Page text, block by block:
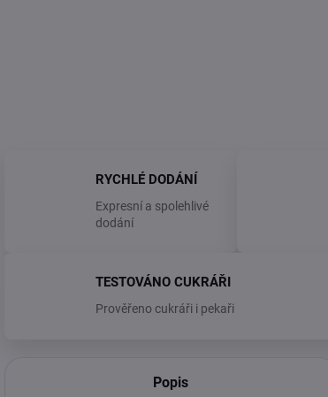
RYCHLÉ DODÁNÍ
Expresní a spolehlivé
dodání
TESTOVÁNO CUKRÁŘI
Prověřeno cukráři i pekaři
Popis